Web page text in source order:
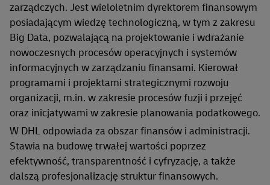
zarządczych. Jest wieloletnim dyrektorem finansowym
posiadającym wiedzę technologiczną, w tym z zakresu
Big Data, pozwalającą na projektowanie i wdrażanie
nowoczesnych procesów operacyjnych i systemów
informacyjnych w zarządzaniu finansami. Kierował
programami i projektami strategicznymi rozwoju
organizacji, m.in. w zakresie procesów fuzji i przejęć
oraz inicjatywami w zakresie planowania podatkowego.
W DHL odpowiada za obszar finansów i administracji.
Stawia na budowę trwałej wartości poprzez
efektywność, transparentność i cyfryzację, a także
dalszą profesjonalizację struktur finansowych.